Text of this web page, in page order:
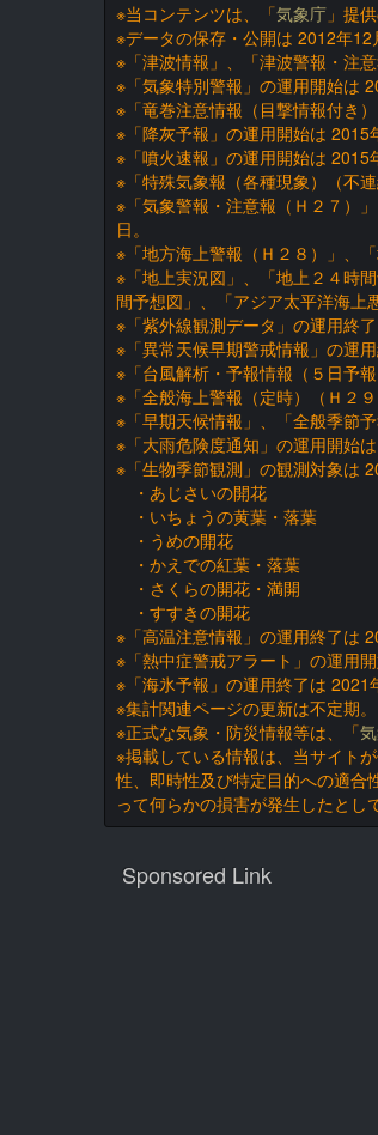
※当コンテンツは、「気象庁 」提
※データの保存・公開は 2012年12
※「津波情報」、「津波警報・注
※「気象特別警報」の運用開始は
※「竜巻注意情報（目撃情報付き
※「降灰予報」の運用開始は 2015
※「噴火速報」の運用開始は 2015
※「特殊気象報（各種現象）（不
※「気象警報・注意報（Ｈ２７）
日。
※「地方海上警報（Ｈ２８）」、
※「地上実況図」、「地上２４時
間予想図」、「アジア太平洋海上
※「紫外線観測データ」の運用終
※「異常天候早期警戒情報」の運
※「台風解析・予報情報（５日予
※「全般海上警報（定時）（Ｈ２
※「早期天候情報」、「全般季節
※「大雨危険度通知」の運用開始は
※「生物季節観測」の観測対象は
・あじさいの開花
・いちょうの黄葉・落葉
・うめの開花
・かえでの紅葉・落葉
・さくらの開花・満開
・すすきの開花
※「高温注意情報」の運用終了は
※「熱中症警戒アラート」の運用
※「海氷予報」の運用終了は 2021
※集計関連ページの更新は不定期。
※正式な気象・防災情報等は、「
※掲載している情報は、当サイト
性、即時性及び特定目的への適合
って何らかの損害が発生したとし
Sponsored Link